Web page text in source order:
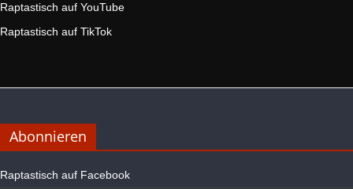
Raptastisch auf YouTube
Raptastisch auf TikTok
Abonnieren
Raptastisch auf Facebook